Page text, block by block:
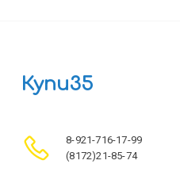
Купи35
8-921-716-17-99
(8172)21-85-74